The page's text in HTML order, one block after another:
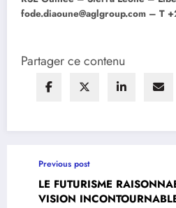
fode.diaoune@aglgroup.com – T
Partager ce contenu
Previous post
LE FUTURISME
VISION